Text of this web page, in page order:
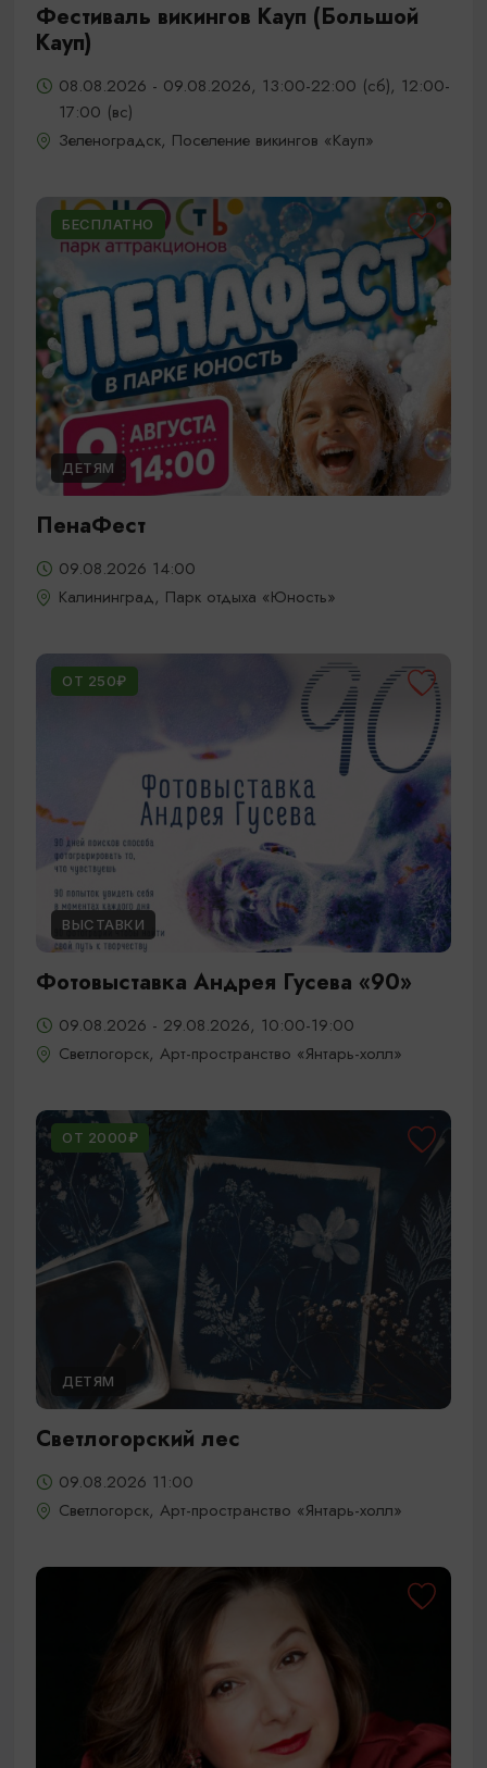
Фестиваль викингов Кауп (Большой
Кауп)
08.08.2026 - 09.08.2026, 13:00-22:00 (сб), 12:00-
17:00 (вс)
Зеленоградск, Поселение викингов «Кауп»
БЕСПЛАТНО
ДЕТЯМ
ПенаФест
09.08.2026 14:00
Калининград, Парк отдыха «Юность»
ОТ 250₽
ВЫСТАВКИ
Фотовыставка Андрея Гусева «90»
09.08.2026 - 29.08.2026, 10:00-19:00
Светлогорск, Арт-пространство «Янтарь-холл»
ОТ 2000₽
ДЕТЯМ
Светлогорский лес
09.08.2026 11:00
Светлогорск, Арт-пространство «Янтарь-холл»